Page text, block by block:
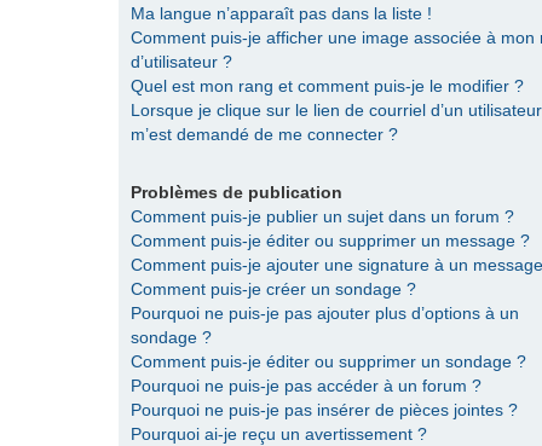
Ma langue n’apparaît pas dans la liste !
Comment puis-je afficher une image associée à mon
d’utilisateur ?
Quel est mon rang et comment puis-je le modifier ?
Lorsque je clique sur le lien de courriel d’un
m’est demandé de me connecter ?
Problèmes de publication
Comment puis-je publier un sujet dans un forum ?
Comment puis-je éditer ou supprimer un message ?
Comment puis-je ajouter une signature à un
Comment puis-je créer un sondage ?
Pourquoi ne puis-je pas ajouter plus d’options à un
sondage ?
Comment puis-je éditer ou supprimer un sondage ?
Pourquoi ne puis-je pas accéder à un forum ?
Pourquoi ne puis-je pas insérer de pièces jointes ?
Pourquoi ai-je reçu un avertissement ?